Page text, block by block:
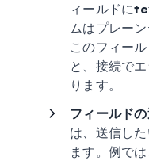
ィールドに
ムはプレー
このフィー
と、接続で
ります。
フィールド
は、送信し
ます。例では